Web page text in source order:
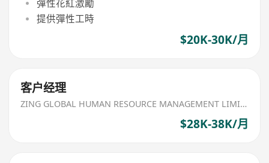
彈性花紅激勵
提供彈性工時
$20K-30K/月
客户经理
ZING GLOBAL HUMAN RESOURCE MANAGEMENT LIMITED
$28K-38K/月